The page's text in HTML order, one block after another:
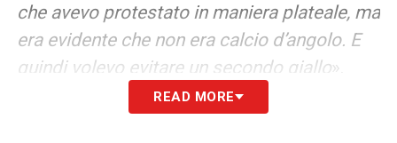
che avevo protestato in maniera plateale, ma
era evidente che non era calcio d’angolo. E
quindi volevo evitare un secondo giallo».
GLI EPISODI –«I ragazzi han protestato su
READ MORE